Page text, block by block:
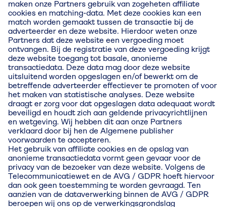
maken onze Partners gebruik van zogeheten affiliate
cookies en matching-data. Met deze cookies kan een
match worden gemaakt tussen de transactie bij de
adverteerder en deze website. Hierdoor weten onze
Partners dat deze website een vergoeding moet
ontvangen. Bij de registratie van deze vergoeding krijgt
deze website toegang tot basale, anonieme
transactiedata. Deze data mag door deze website
uitsluitend worden opgeslagen en/of bewerkt om de
betreffende adverteerder effectiever te promoten of voor
het maken van statistische analyses. Deze website
draagt er zorg voor dat opgeslagen data adequaat wordt
beveiligd en houdt zich aan geldende privacyrichtlijnen
en wetgeving. Wij hebben dit aan onze Partners
verklaard door bij hen de Algemene publisher
voorwaarden te accepteren.
Het gebruik van affiliate cookies en de opslag van
anonieme transactiedata vormt geen gevaar voor de
privacy van de bezoeker van deze website. Volgens de
Telecommunicatiewet en de AVG / GDPR hoeft hiervoor
dan ook geen toestemming te worden gevraagd. Ten
aanzien van de dataverwerking binnen de AVG / GDPR
beroepen wij ons op de verwerkingsgrondslag